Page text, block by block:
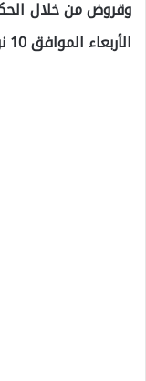
الأربعاء الموافق 10 نوفمبر.